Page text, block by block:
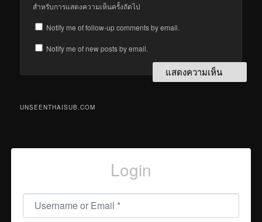
สำหรับการแสดงความเห็นครั้งถัดไป
Notify me of follow-up comments by email.
Notify me of new posts by email.
UNSEENTHAISUB.COM
Login
Username or Email